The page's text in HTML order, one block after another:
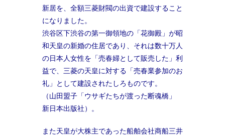
新居を、全額三菱財閥の出資で建設すること
になりました。
渋谷区下渋谷の第一御領地の「花御殿」が昭
和天皇の新婚の住居であり、それは数十万人
の日本人女性を「売春婦として販売した」利
益で、三菱の天皇に対する「売春業参加のお
礼」として建設されたしろものです。
（山田盟子「ウサギたちが渡った断魂橋」
新日本出版社）。
また天皇が大株主であった船舶会社商船三井